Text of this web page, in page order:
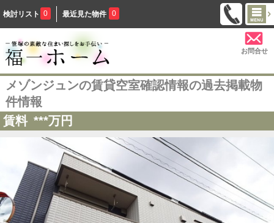
検討リスト 0 最近見た物件 0
お問合せ
メゾンジュンの賃貸空室確認情報の過去掲載物
件情報
賃料 ***万円